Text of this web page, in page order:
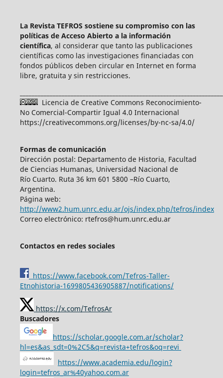
La Revista TEFROS sostiene su compromiso con las
políticas de Acceso Abierto a la información
científica, al considerar que tanto las publicaciones
científicas como las investigaciones financiadas con
fondos públicos deben circular en Internet en forma
libre, gratuita y sin restricciones.
Licencia de Creative Commons Reconocimiento-
No Comercial-Compartir Igual 4.0 Internacional
https://creativecommons.org/licenses/by-nc-sa/4.0/
Formas de comunicación
Dirección postal: Departamento de Historia, Facultad
de Ciencias Humanas, Universidad Nacional de
Río Cuarto. Ruta 36 km 601 5800 –Río Cuarto,
Argentina.
Página web:
http://www2.hum.unrc.edu.ar/ojs/index.php/tefros/index
Correo electrónico: rtefros@hum.unrc.edu.ar
Contactos en redes sociales
https://www.facebook.com/Tefros-Taller-
Etnohistoria-1699805436905887/notifications/
https://x.com/TefrosAr
Buscadores
https://scholar.google.com.ar/scholar?
hl=es&as_sdt=0%2C5&q=revista+tefros&oq=revi
https://www.academia.edu/login?
login=tefros_ar%40yahoo.com.ar